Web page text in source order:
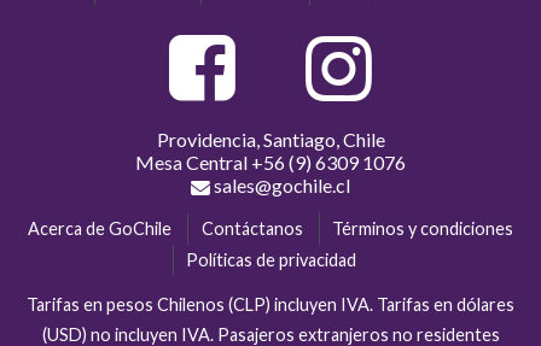
Providencia, Santiago, Chile
Mesa Central +56 (9) 6309 1076
sales@gochile.cl
Acerca de GoChile Contáctanos
Términos y condiciones
Políticas de privacidad
Tarifas en pesos Chilenos (CLP) incluyen IVA. Tarifas en dólares
(USD) no incluyen IVA. Pasajeros extranjeros no residentes